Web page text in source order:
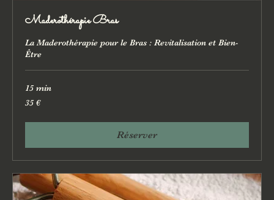
Maderothérapie Bras
La Maderothérapie pour le Bras : Revitalisation et Bien-
Être
15 min
35
euros
35 €
Réserver